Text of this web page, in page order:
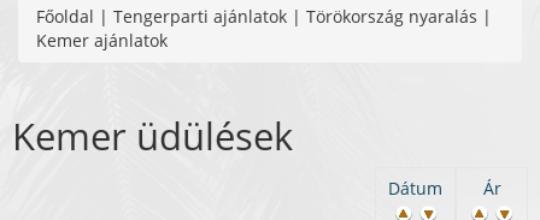
Főoldal | Tengerparti ajánlatok | Törökország nyaralás |
Kemer ajánlatok
Kemer üdülések
Ár
Dátum